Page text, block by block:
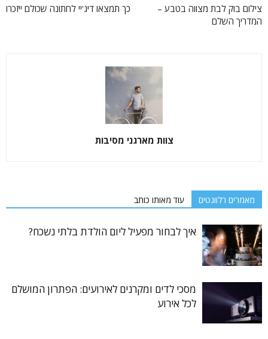
צילום בוק לבת מצווה בטבע –
המדריך השלם
כך תמצאו דיג'יי לחתונה שכולם ייזכרו
צוות מארגני מסיבות
מאמרים רלוונטים עוד מאותו כותב
איך לבחור מפעיל ליום הולדת בלתי נשכח?
מסכי לדים ומקרנים לאירועים: הפתרון המושלם
לכל אירוע